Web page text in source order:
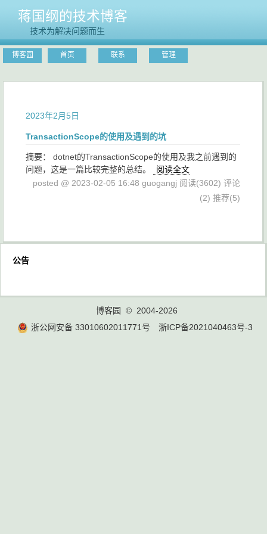
蒋国纲的技术博客
技术为解决问题而生
博客园 首页 联系 管理
2023年2月5日
TransactionScope的使用及遇到的坑
摘要： dotnet的TransactionScope的使用及我之前遇到的
问题，这是一篇比较完整的总结。
阅读全文
posted @ 2023-02-05 16:48 guogangj 阅读(3602) 评论
(2) 推荐(5)
公告
博客园
© 2004-2026
浙公网安备 33010602011771号
浙ICP备2021040463号-3